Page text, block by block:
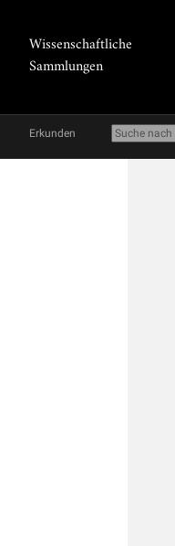
Wissenschaftliche
Sammlungen
Erkunden